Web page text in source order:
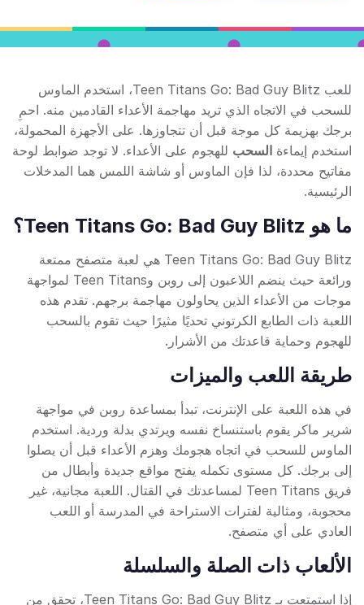
للعب Teen Titans Go: Bad Guy Blitz، استخدم الماوس
للسحب في الاتجاه الذي تريد مهاجمة الأعداء القادمين منه. احمِ
برجك بهزيمة كل موجة قبل أن تتجاوزها. على الأجهزة المحمولة،
استخدم إيماءة السحب للهجوم على الأعداء. لا توجد ضوابط لوحة
مفاتيح محددة، لذا فإن الماوس أو شاشة اللمس هما المدخلات
الرئيسية.
ما هو Teen Titans Go: Bad Guy Blitz؟
Teen Titans Go: Bad Guy Blitz هي لعبة متصفح ممتعة
ورائعة حيث ينضم اللاعبون إلى روبن وTeen Titans لمواجهة
موجات من الأعداء الذين يحاولون مهاجمة برجهم. تقدم هذه
اللعبة ذات الطابع الكرتوني تحديًا مثيرًا حيث تقوم بالسحب
للهجوم وحماية قاعدتك من الأشرار.
طريقة اللعب والميزات
في هذه اللعبة على الإنترنت، تبدأ بمساعدة روبن في مواجهة
شرير ماكر يقوم باستنساخ نفسه ويرتدي بدلة وردية. استخدم
الماوس للسحب في اتجاه هجومك وهزم الأعداء قبل أن يصلوا
إلى برجك. كل مستوى تكمله يفتح مواقع جديدة وأبطال من
فريق Teen Titans لمساعدتك في القتال. اللعبة مجانية، غير
محجوبة، ومثالية لفترات الاستراحة في المدرسة أو اللعب
العادي على أي متصفح.
الألعاب ذات الصلة والسلسلة
إذا استمتعت بـ Teen Titans Go: Bad Guy Blitz، تحقق من